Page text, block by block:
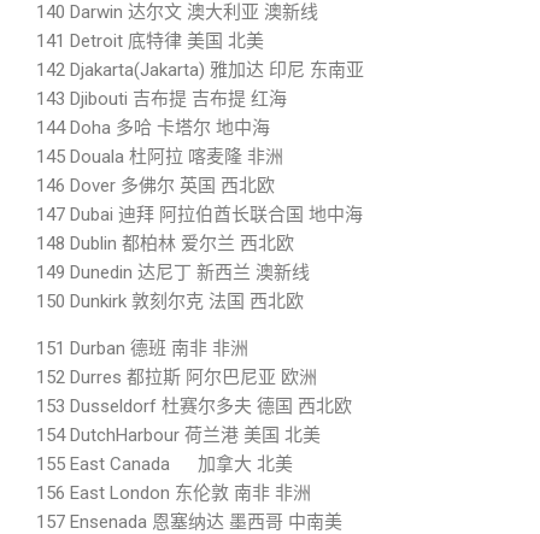
140 Darwin 达尔文 澳大利亚 澳新线
141 Detroit 底特律 美国 北美
142 Djakarta(Jakarta) 雅加达 印尼 东南亚
143 Djibouti 吉布提 吉布提 红海
144 Doha 多哈 卡塔尔 地中海
145 Douala 杜阿拉 喀麦隆 非洲
146 Dover 多佛尔 英国 西北欧
147 Dubai 迪拜 阿拉伯酋长联合国 地中海
148 Dublin 都柏林 爱尔兰 西北欧
149 Dunedin 达尼丁 新西兰 澳新线
150 Dunkirk 敦刻尔克 法国 西北欧
151 Durban 德班 南非 非洲
152 Durres 都拉斯 阿尔巴尼亚 欧洲
153 Dusseldorf 杜赛尔多夫 德国 西北欧
154 DutchHarbour 荷兰港 美国 北美
155 East Canada 加拿大 北美
156 East London 东伦敦 南非 非洲
157 Ensenada 恩塞纳达 墨西哥 中南美